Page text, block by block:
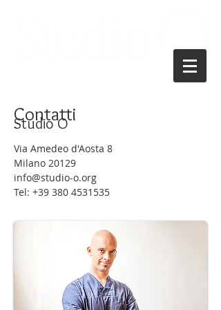
Contatti
Studio O
Via Amedeo d'Aosta 8
Milano 20129
info@studio-o.org
Tel: +39 380 4531535